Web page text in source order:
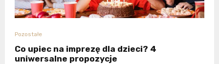
Pozostałe
Co upiec na imprezę dla dzieci? 4
uniwersalne propozycje